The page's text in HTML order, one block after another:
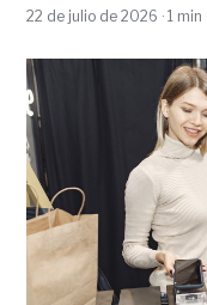
22 de julio de 2026 · 1 min